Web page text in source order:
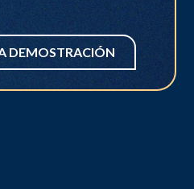
DEMOSTRACIÓN